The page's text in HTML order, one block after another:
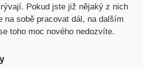
Pokud jste již nějaký z nich
na sobě pracovat dál, na dalším
toho moc nového nedozvíte.